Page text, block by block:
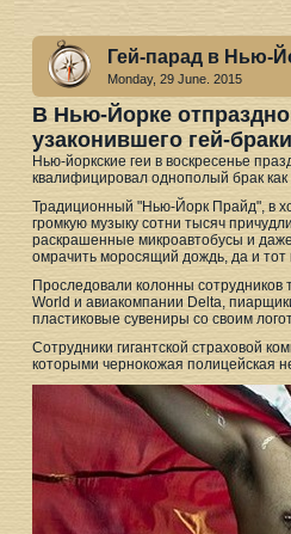
Гей-парад в Нью-
Monday, 29 June. 2015
В Нью-Йорке
узаконившего гей-
Нью-йоркские геи в воскресенье
квалифицировал однополый брак
Традиционный "Нью-Йорк Прайд", в
громкую музыку сотни тысяч
раскрашенные микроавтобусы и
омрачить моросящий дождь, да и тот
Проследовали колонны
World и авиакомпании Delta,
пластиковые сувениры со своим
Сотрудники гигантской страховой
которыми чернокожая полицейская